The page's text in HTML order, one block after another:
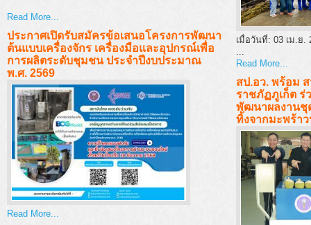
Read More...
ประกาศเปิดรับสมัครข้อเสนอโครงการพัฒนา
ต้นแบบเครื่องจักร เครื่องมือและอุปกรณ์เพื่อ
การผลิตระดับชุมชน ประจำปีงบประมาณ
พ.ศ. 2569
Read More...
เมื่อวันที่: 03 เม.ย.
Read More...
สป.อว. พร้อม
ราชภัฏภูเก็ต ร่
พัฒนาผลงานชุ
ทิ้งจากมะพร้า